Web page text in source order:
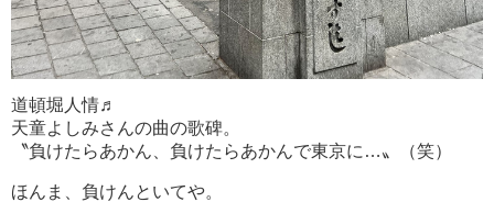
道頓堀人情♬
天童よしみさんの曲の歌碑。
〝負けたらあかん、負けたらあかんで東京に…〟（笑）
ほんま、負けんといてや。